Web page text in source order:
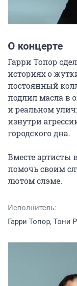
О концерте
Гарри Топор
историях о
постоянный
подлил масла в
и реальном
изнутри
городского дна.
Вместе артисты
помочь своим
лютом слэме.
Исполнитель:
Гарри Топор, Тони